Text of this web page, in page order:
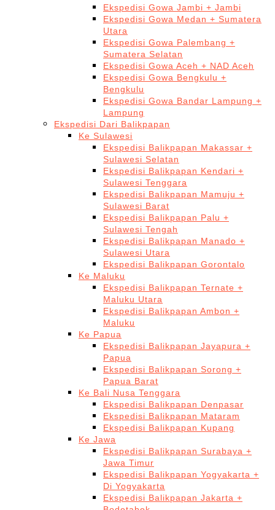
Ekspedisi Gowa Jambi + Jambi
Ekspedisi Gowa Medan + Sumatera
Utara
Ekspedisi Gowa Palembang +
Sumatera Selatan
Ekspedisi Gowa Aceh + NAD Aceh
Ekspedisi Gowa Bengkulu +
Bengkulu
Ekspedisi Gowa Bandar Lampung +
Lampung
Ekspedisi Dari Balikpapan
Ke Sulawesi
Ekspedisi Balikpapan Makassar +
Sulawesi Selatan
Ekspedisi Balikpapan Kendari +
Sulawesi Tenggara
Ekspedisi Balikpapan Mamuju +
Sulawesi Barat
Ekspedisi Balikpapan Palu +
Sulawesi Tengah
Ekspedisi Balikpapan Manado +
Sulawesi Utara
Ekspedisi Balikpapan Gorontalo
Ke Maluku
Ekspedisi Balikpapan Ternate +
Maluku Utara
Ekspedisi Balikpapan Ambon +
Maluku
Ke Papua
Ekspedisi Balikpapan Jayapura +
Papua
Ekspedisi Balikpapan Sorong +
Papua Barat
Ke Bali Nusa Tenggara
Ekspedisi Balikpapan Denpasar
Ekspedisi Balikpapan Mataram
Ekspedisi Balikpapan Kupang
Ke Jawa
Ekspedisi Balikpapan Surabaya +
Jawa Timur
Ekspedisi Balikpapan Yogyakarta +
Di Yogyakarta
Ekspedisi Balikpapan Jakarta +